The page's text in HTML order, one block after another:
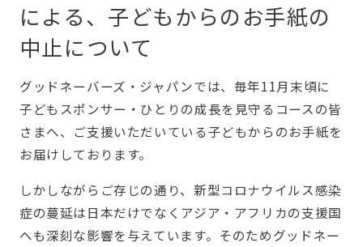
による、子どもからのお手紙の
中止について
グッドネーバーズ・ジャパンでは、毎年11月末頃に
子どもスポンサー・ひとりの成長を見守るコースの皆
さまへ、ご支援いただいている子どもからのお手紙を
お届けしております。
しかしながらご存じの通り、新型コロナウイルス感染
症の蔓延は日本だけでなくアジア・アフリカの支援国
へも深刻な影響を与えています。そのためグッドネー